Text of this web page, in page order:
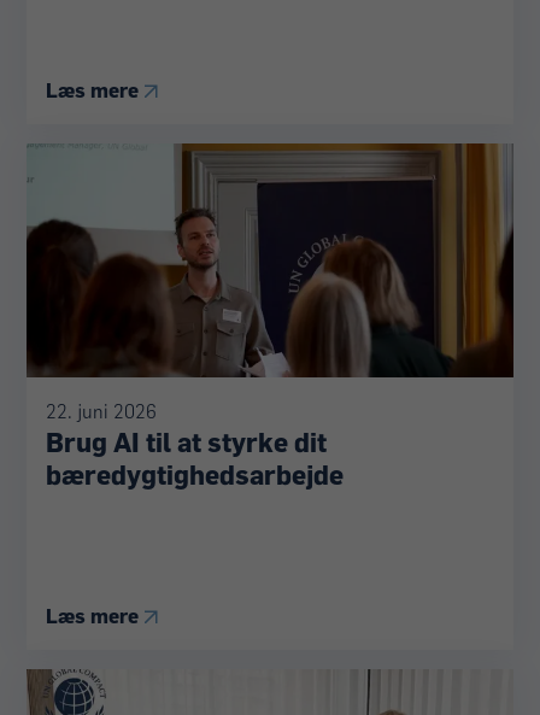
Læs mere
22. juni 2026
Brug AI til at styrke dit
bæredygtighedsarbejde
Læs mere